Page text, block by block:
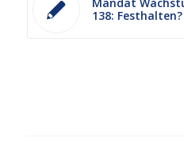
Mandat
138: